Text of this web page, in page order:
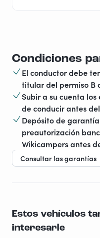
Condiciones
El conductor debe
titular del permiso B
Subir a su cuenta
de conducir antes
Depósito de
preautorización
Wikicampers antes
Consultar las garantías
Estos vehículos
interesarle